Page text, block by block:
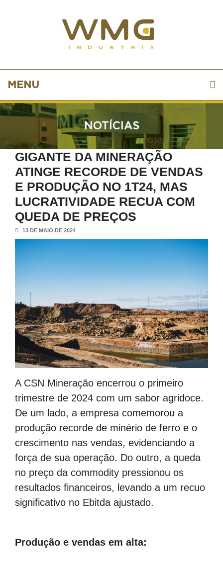
MENU
NOTÍCIAS
GIGANTE DA MINERAÇÃO
ATINGE RECORDE DE VENDAS
E PRODUÇÃO NO 1T24, MAS
LUCRATIVIDADE RECUA COM
QUEDA DE PREÇOS
13 DE MAIO DE 2024
A CSN Mineração encerrou o primeiro
trimestre de 2024 com um sabor agridoce.
De um lado, a empresa comemorou a
produção recorde de minério de ferro e o
crescimento nas vendas, evidenciando a
força de sua operação. Do outro, a queda
no preço da commodity pressionou os
resultados financeiros, levando a um recuo
significativo no Ebitda ajustado.
Produção e vendas em alta: